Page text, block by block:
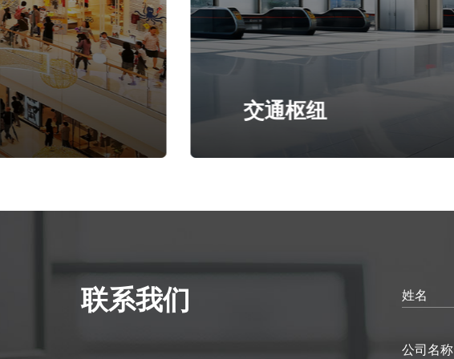
交通枢纽
联系我们 姓名
公司名称